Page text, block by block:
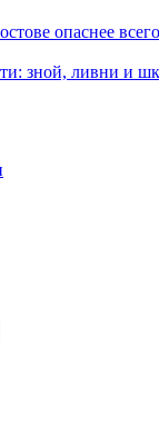
опаснее
зной, ливни и